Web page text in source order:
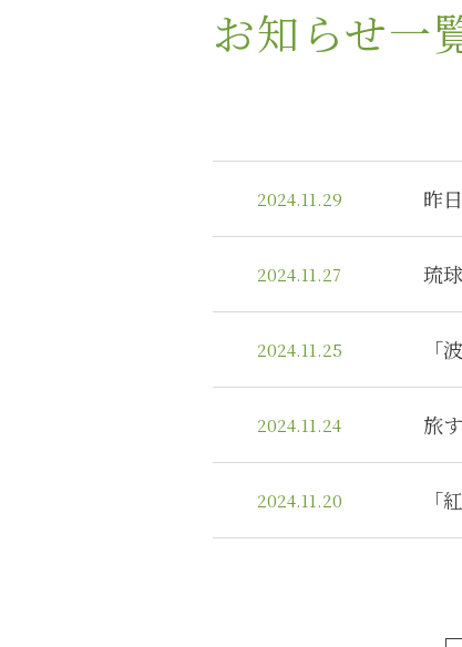
お知らせ一
2024.11.29 昨
2024.11.27 琉
2024.11.25 「
2024.11.24 旅
2024.11.20 「